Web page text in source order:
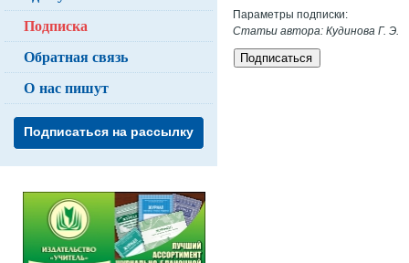
Параметры подписки:
Статьи автора: Кудинова Г. Э.
Подписаться
Подписка
Обратная связь
О нас пишут
Подписаться на рассылку